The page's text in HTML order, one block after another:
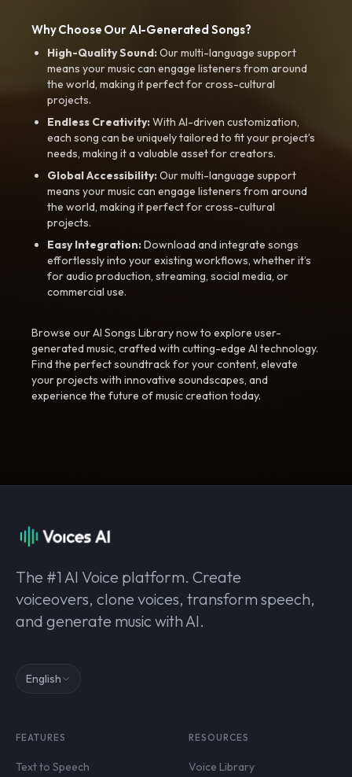
Why Choose Our AI-Generated Songs?
High-Quality Sound:Our multi-language support
means your music can engage listeners from around
the world, making it perfect for cross-cultural
projects.
Endless Creativity:With AI-driven customization,
each song can be uniquely tailored to fit your project’s
needs, making it a valuable asset for creators.
Global Accessibility:Our multi-language support
means your music can engage listeners from around
the world, making it perfect for cross-cultural
projects.
Easy Integration:Download and integrate songs
effortlessly into your existing workflows, whether it’s
for audio production, streaming, social media, or
commercial use.
Browse our AI Songs Library now to explore user-
generated music, crafted with cutting-edge AI technology.
Find the perfect soundtrack for your content, elevate
your projects with innovative soundscapes, and
experience the future of music creation today.
The #1 AI Voice platform. Create
voiceovers, clone voices, transform speech,
and generate music with AI.
English
FEATURES
Text to Speech
RESOURCES
Voice Library